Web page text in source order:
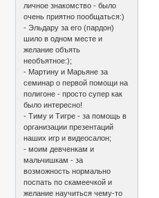
личное знакомство - было
очень приятно пообщаться:)
- Эльдару за его (пардон)
шило в одном месте и
желание объять
необъятное:);
- Мартину и Марьяне за
семинар о первой помощи на
полигоне - просто супер как
было интересно!
- Тиму и Тигре - за помощь в
организации презентаций
наших игр и видеосалон;
- моим девченкам и
мальчишкам - за
возможность нормально
поспать по скамеечкой и
желание научиться чему-то